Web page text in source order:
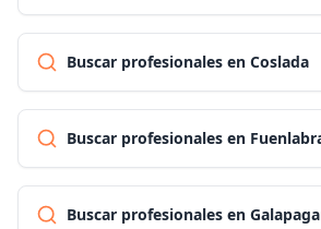
Buscar profesionales en Coslada
Buscar profesionales en
Buscar profesionales en